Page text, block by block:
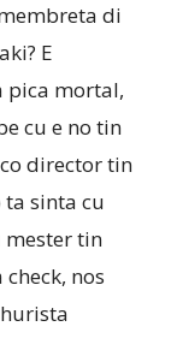
di
E
pica mortal,
cu e no tin
director tin
sinta cu
tin
nos